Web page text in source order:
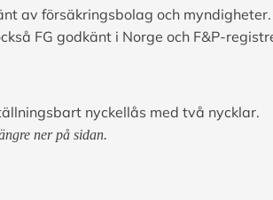
av försäkringsbolag och
FG godkänt i Norge och F&P-
nyckellås med två nycklar.
ner på sidan.